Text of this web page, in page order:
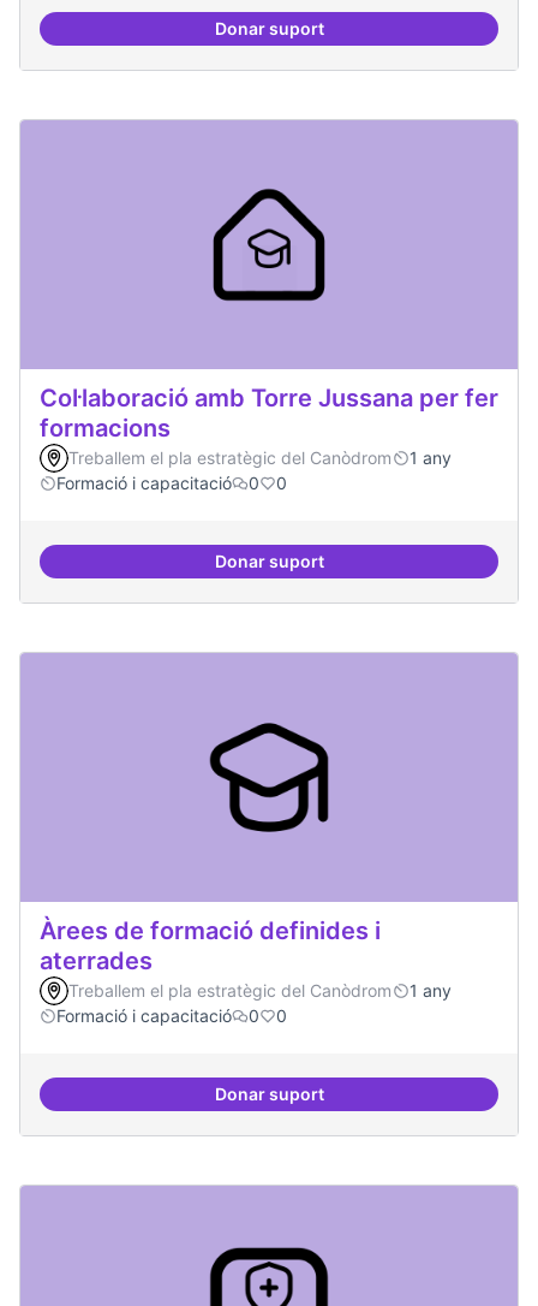
Donar suportRecerca i re-avaluació
Col·laboració amb Torre Jussana per fer
formacions
Treballem el pla estratègic del Canòdrom
1 any
Formació i capacitació
0 0
Donar suportCol·laboració amb Torre
Àrees de formació definides i
aterrades
Treballem el pla estratègic del Canòdrom
1 any
Formació i capacitació
0 0
Donar suportÀrees de formació definides i